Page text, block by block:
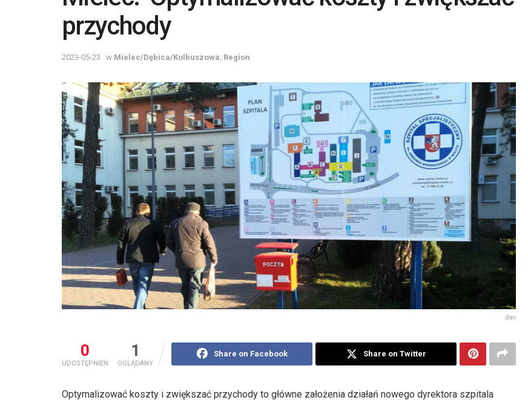
przychody
2023-05-23 w Mielec/Dębica/Kolbuszowa Region
dav
0
UDOSTĘPNIEŃ
1
OGLĄDANY
Share on Facebook Share on Twitter
Optymalizować koszty i zwiększać przychody to główne założenia działań nowego dyrektora szpitala